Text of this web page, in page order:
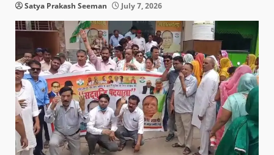
Satya Prakash Seeman July 7, 2026